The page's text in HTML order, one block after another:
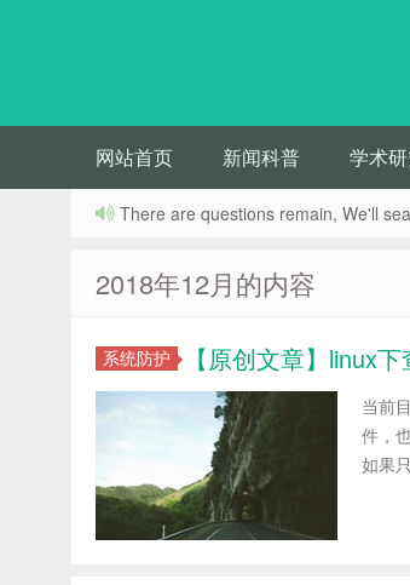
网站首页 新闻科普 学术
There are questions remain, We'll
2018年12月的内容
系统防护 【原创文章】linux
当前
件，
如果